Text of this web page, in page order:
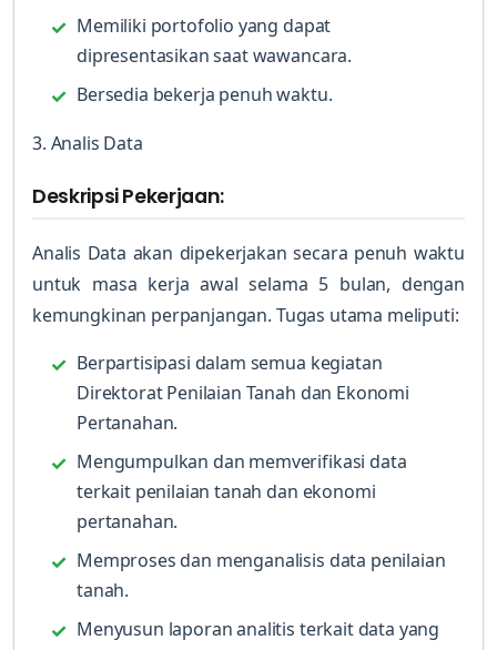
Memiliki portofolio yang dapat
dipresentasikan saat wawancara.
Bersedia bekerja penuh waktu.
3. Analis Data
Deskripsi Pekerjaan:
Analis Data akan dipekerjakan secara penuh waktu
untuk masa kerja awal selama 5 bulan, dengan
kemungkinan perpanjangan. Tugas utama meliputi:
Berpartisipasi dalam semua kegiatan
Direktorat Penilaian Tanah dan Ekonomi
Pertanahan.
Mengumpulkan dan memverifikasi data
terkait penilaian tanah dan ekonomi
pertanahan.
Memproses dan menganalisis data penilaian
tanah.
Menyusun laporan analitis terkait data yang